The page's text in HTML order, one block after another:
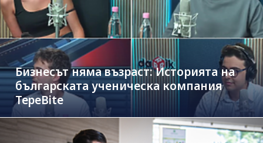
Бизнесът няма възраст: Историята на
българската ученическа компания
TepeBite